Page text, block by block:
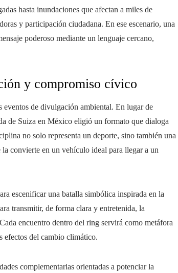
hasta inundaciones que afectan a miles de
y participación ciudadana. En ese escenario, una
poderoso mediante un lenguaje cercano,
y compromiso cívico
de divulgación ambiental. En lugar de
de Suiza en México eligió un formato que dialoga
no solo representa un deporte, sino también una
convierte en un vehículo ideal para llegar a un
escenificar una batalla simbólica inspirada en la
transmitir, de forma clara y entretenida, la
encuentro dentro del ring servirá como metáfora
efectos del cambio climático.
complementarias orientadas a potenciar la